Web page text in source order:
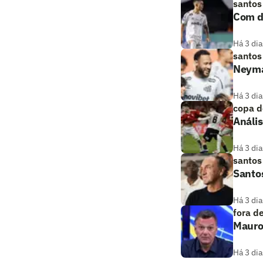
santos
Com
Há 3
santos
Há 3
copa
Há 3
santos
Há 3
fora
Há 3